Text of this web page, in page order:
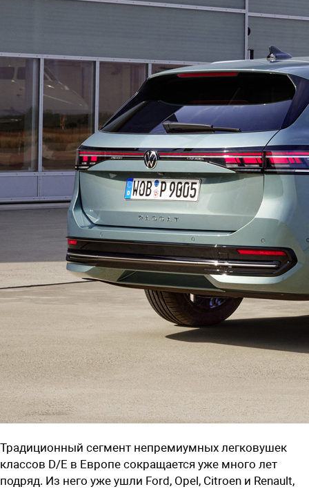
Традиционный сегмент непремиумных легковушек
классов D/E в Европе сокращается уже много лет
подряд. Из него уже ушли Ford, Opel, Citroen и Renault,